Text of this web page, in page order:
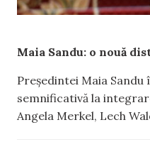
Maia Sandu: o nouă
Președintei Maia Sandu
semnificativă la
Angela Merkel, Lech